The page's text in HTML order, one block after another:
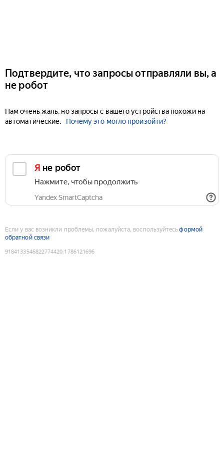
Подтвердите, что запросы отправляли вы, а
не робот
Нам очень жаль, но запросы с вашего устройства похожи на
автоматические.
Почему это могло произойти?
Я не робот
Нажмите, чтобы продолжить
Yandex SmartCaptcha
Если у вас возникли проблемы, пожалуйста, воспользуйтесьформой
обратной связи
9184133546822774420:1786121696